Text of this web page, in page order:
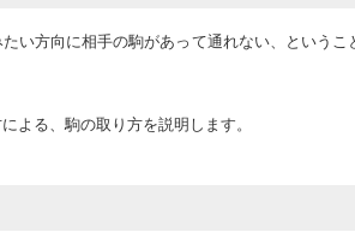
い方向に相手の駒があって通れない、という
よる、駒の取り方を説明します。